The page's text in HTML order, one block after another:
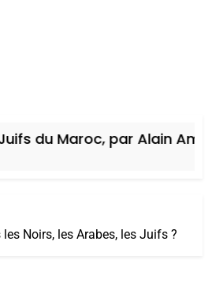
du Maroc, par Alain Amiel
Noirs, les Arabes, les Juifs ?